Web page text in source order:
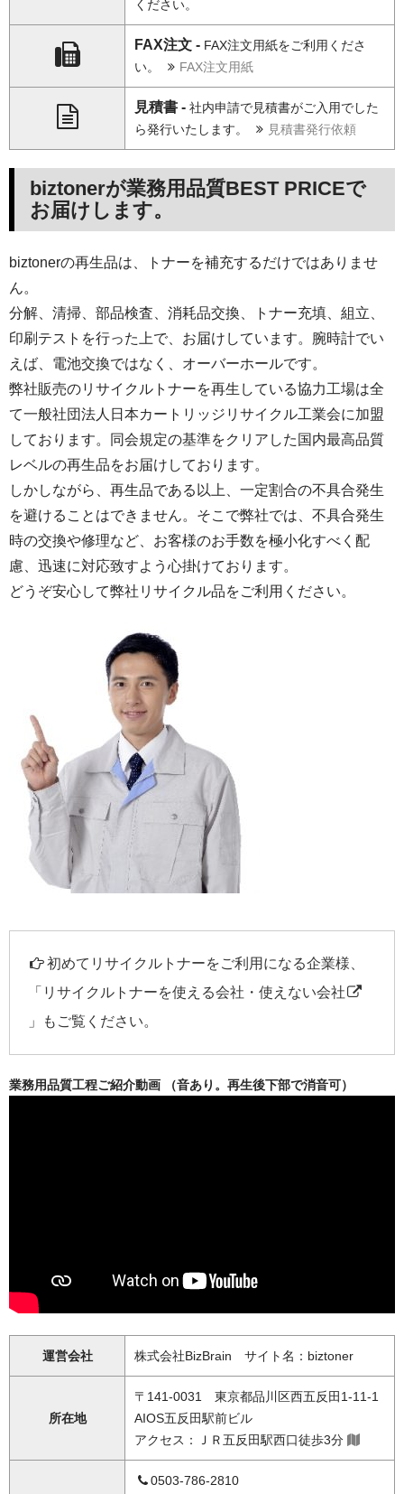
ください。
FAX注文 - FAX注文用紙をご利用くださ
い。
FAX注文用紙
見積書 - 社内申請で見積書がご入用でした
ら発行いたします。
見積書発行依頼
biztonerが業務用品質BEST PRICEで
お届けします。
biztonerの再生品は、トナーを補充するだけではありませ
ん。
分解、清掃、部品検査、消耗品交換、トナー充填、組立、
印刷テストを行った上で、お届けしています。腕時計でい
えば、電池交換ではなく、オーバーホールです。
弊社販売のリサイクルトナーを再生している協力工場は全
て一般社団法人日本カートリッジリサイクル工業会に加盟
しております。同会規定の基準をクリアした国内最高品質
レベルの再生品をお届けしております。
しかしながら、再生品である以上、一定割合の不具合発生
を避けることはできません。そこで弊社では、不具合発生
時の交換や修理など、お客様のお手数を極小化すべく配
慮、迅速に対応致すよう心掛けております。
どうぞ安心して弊社リサイクル品をご利用ください。
初めてリサイクルトナーをご利用になる企業様、
「 リサイクルトナーを使える会社・使えない会社
」もご覧ください。
業務用品質工程ご紹介動画 （音あり。再生後下部で消音可）
運営会社 株式会社BizBrain サイト名：biztoner
所在地
〒141-0031 東京都品川区西五反田1-11-1
AIOS五反田駅前ビル
アクセス：ＪＲ五反田駅西口徒歩3分
0503-786-2810